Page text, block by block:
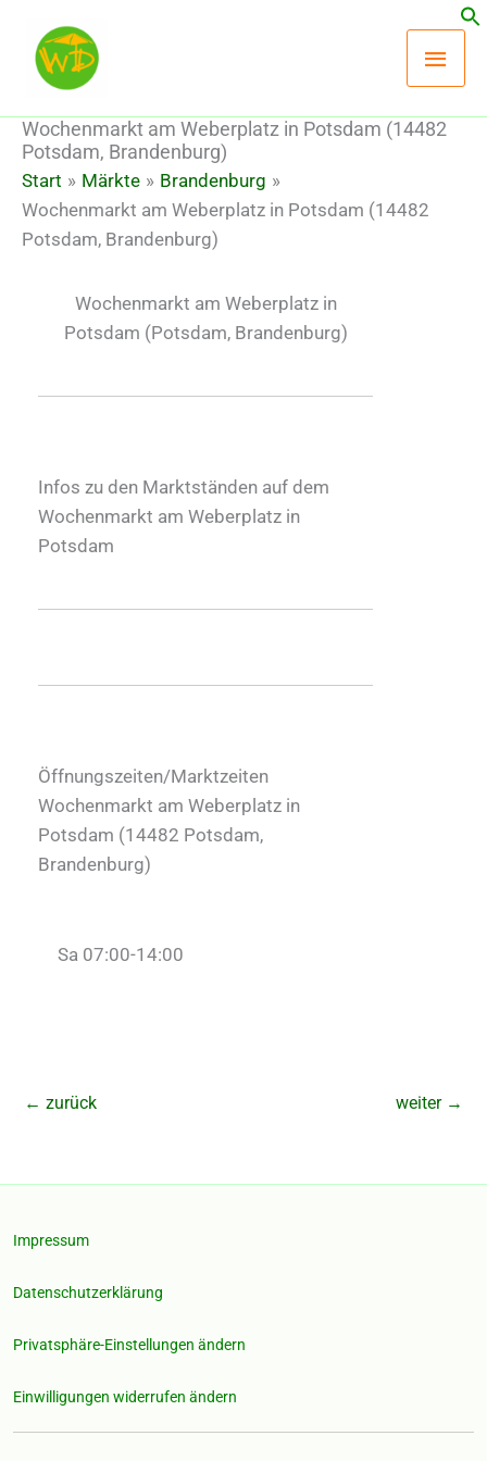
Inhalt
springen
Wochenmarkt am Weberplatz in Potsdam (14482
Potsdam, Brandenburg)
Start Märkte
Brandenburg
Wochenmarkt am Weberplatz in Potsdam (14482
Potsdam, Brandenburg)
Wochenmarkt am Weberplatz in
Potsdam (Potsdam, Brandenburg)
Infos zu den Marktständen auf dem
Wochenmarkt am Weberplatz in
Potsdam
Öffnungszeiten/Marktzeiten
Wochenmarkt am Weberplatz in
Potsdam (14482 Potsdam,
Brandenburg)
Sa 07:00-14:00
← zurück weiter →
Impressum
Datenschutzerklärung
Privatsphäre-Einstellungen ändern
Einwilligungen widerrufen ändern